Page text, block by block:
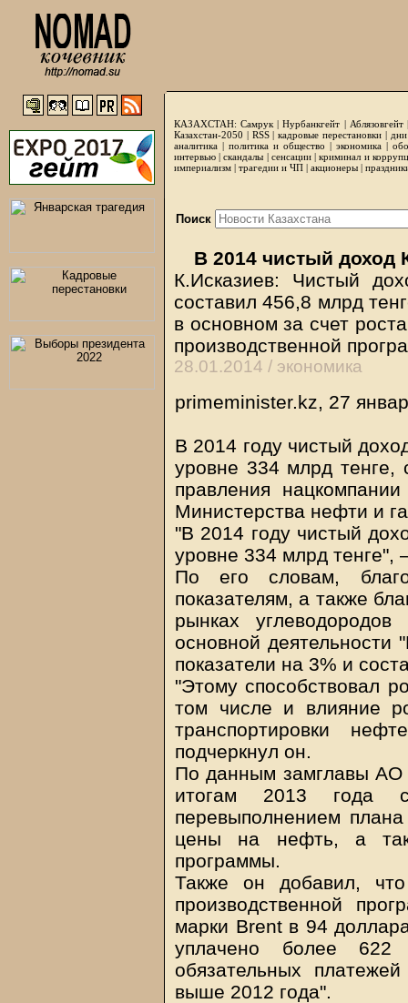
КАЗАХСТАН: Самрук |Нурбанкгейт | Аблязовгейт
Казахстан-2050 | RSS|кадровые перестановки|
аналитика | политика и общество | экономика |
интервью |скандалы | сенсации|криминал и
империализм | трагедии и ЧП | акционеры |
Поиск
В 2014 чистый доход
К.Исказиев: Чистый
составил 456,8 млрд
в основном за счет
производственной
28.01.2014 / экономика
primeminister.kz, 27
В 2014 году чистый
уровне 334 млрд тенге,
правления
Министерства нефти и
"В 2014 году чистый
уровне 334 млрд тенге",
По его словам,
показателям, а также
рынках
основной деятельности
показатели на 3% и
"Этому способствовал
том числе и влияние
транспортировки
подчеркнул он.
По данным замглавы АО
итогам 2013 года
перевыполнением
цены на нефть, а
программы.
Также он добавил,
производственной
марки Brent в 94
уплачено более
обязательных
выше 2012 года".